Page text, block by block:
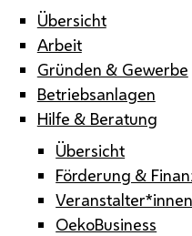
Übersicht
Arbeit
Gründen & Gewerbe
Betriebsanlagen
Hilfe & Beratung
Übersicht
Förderung &
Veranstalter*innen
OekoBusiness